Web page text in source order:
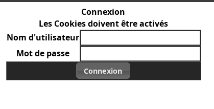
Connexion
Les Cookies doivent être activés
Nom d'utilisateur
Mot de passe